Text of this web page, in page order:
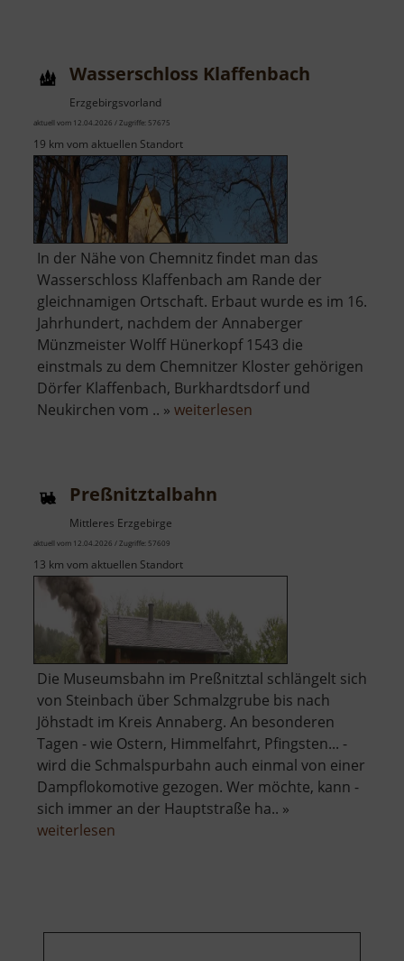
Wasserschloss Klaffenbach
Erzgebirgsvorland
aktuell vom 12.04.2026 / Zugriffe: 57675
19 km vom aktuellen Standort
In der Nähe von Chemnitz findet man das
Wasserschloss Klaffenbach am Rande der
gleichnamigen Ortschaft. Erbaut wurde es im 16.
Jahrhundert, nachdem der Annaberger
Münzmeister Wolff Hünerkopf 1543 die
einstmals zu dem Chemnitzer Kloster gehörigen
Dörfer Klaffenbach, Burkhardtsdorf und
Neukirchen vom .. » weiterlesen
Preßnitztalbahn
Mittleres Erzgebirge
aktuell vom 12.04.2026 / Zugriffe: 57609
13 km vom aktuellen Standort
Die Museumsbahn im Preßnitztal schlängelt sich
von Steinbach über Schmalzgrube bis nach
Jöhstadt im Kreis Annaberg. An besonderen
Tagen - wie Ostern, Himmelfahrt, Pfingsten... -
wird die Schmalspurbahn auch einmal von einer
Dampflokomotive gezogen. Wer möchte, kann -
sich immer an der Hauptstraße ha.. »
weiterlesen